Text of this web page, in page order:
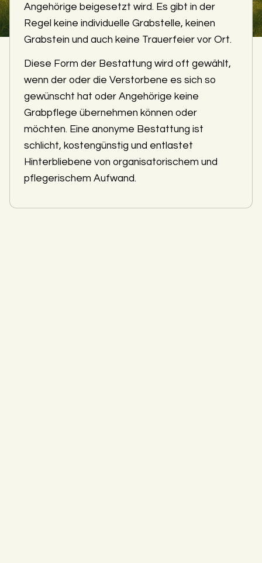
Angehörige beigesetzt wird. Es gibt in der
Regel keine individuelle Grabstelle, keinen
Grabstein und auch keine Trauerfeier vor Ort.
Diese Form der Bestattung wird oft gewählt,
wenn der oder die Verstorbene es sich so
gewünscht hat oder Angehörige keine
Grabpflege übernehmen können oder
möchten. Eine anonyme Bestattung ist
schlicht, kostengünstig und entlastet
Hinterbliebene von organisatorischem und
pflegerischem Aufwand.